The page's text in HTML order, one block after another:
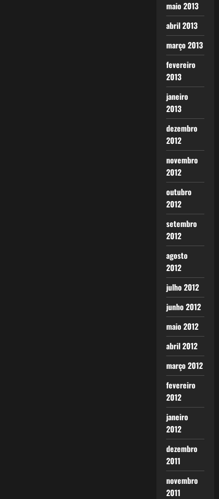
maio 2013
abril 2013
março 2013
fevereiro
2013
janeiro
2013
dezembro
2012
novembro
2012
outubro
2012
setembro
2012
agosto
2012
julho 2012
junho 2012
maio 2012
abril 2012
março 2012
fevereiro
2012
janeiro
2012
dezembro
2011
novembro
2011